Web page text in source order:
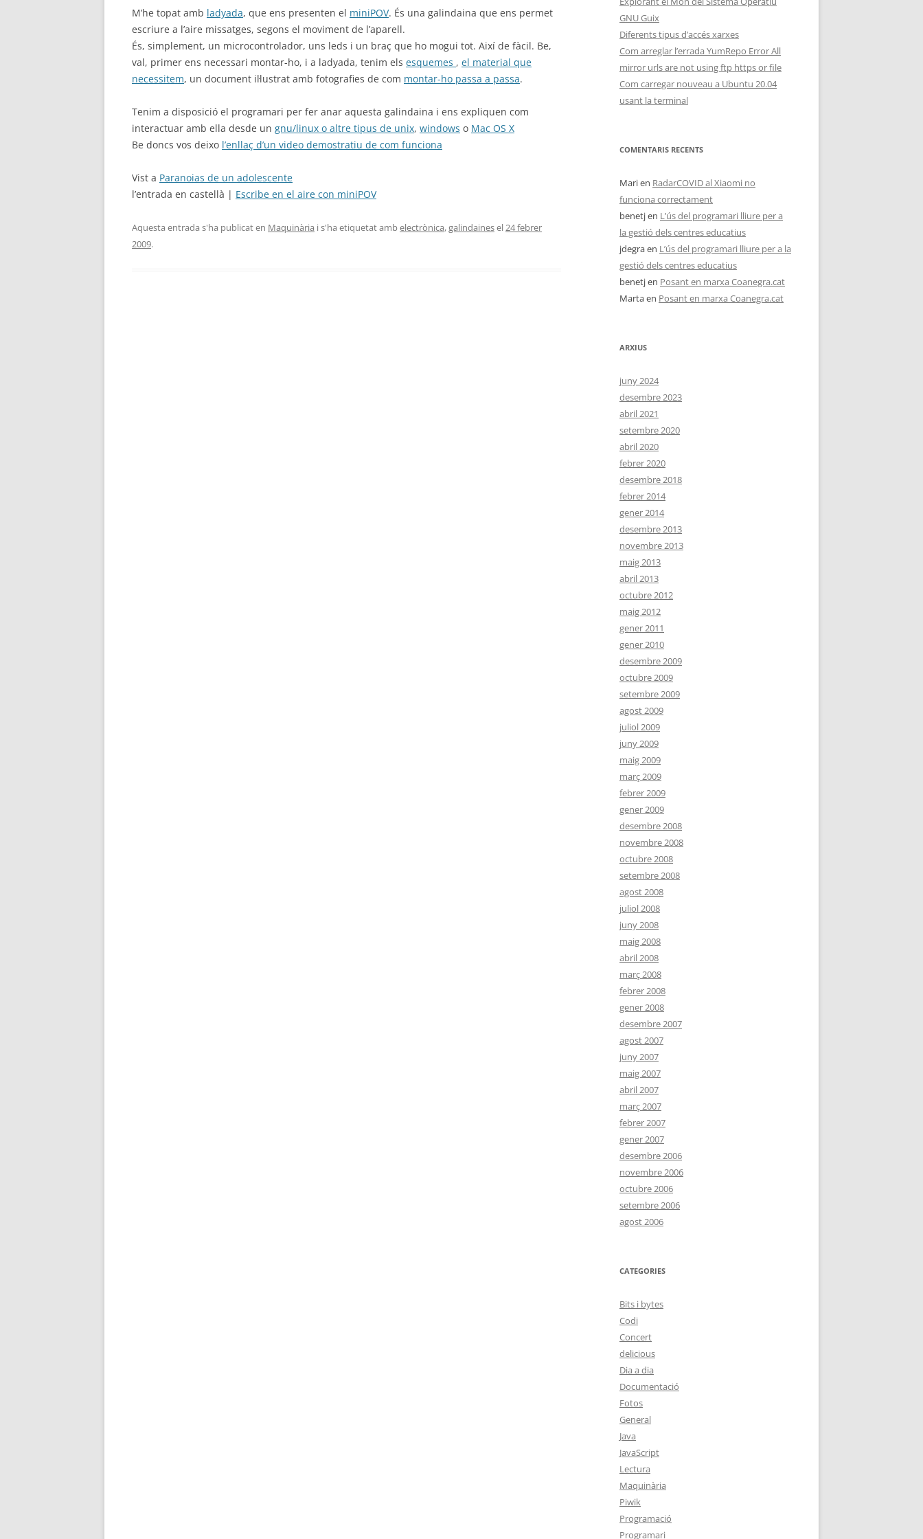
M’he topat amb ladyada, que ens presenten el miniPOV. És una galindaina que ens permet
escriure a l’aire missatges, segons el moviment de l’aparell.
És, simplement, un microcontrolador, uns leds i un braç que ho mogui tot. Així de fàcil. Be,
val, primer ens necessari montar-ho, i a ladyada, tenim els esquemes , el material que
necessitem, un document il·lustrat amb fotografies de com montar-ho passa a passa.
Tenim a disposició el programari per fer anar aquesta galindaina i ens expliquen com
interactuar amb ella desde un gnu/linux o altre tipus de unix, windows o Mac OS X
Be doncs vos deixo l’enllaç d’un video demostratiu de com funciona
Vist a Paranoias de un adolescente
l’entrada en castellà | Escribe en el aire con miniPOV
Aquesta entrada s'ha publicat en Maquinària i s'ha etiquetat ambelectrònica,galindainesel24 febrer
2009.
GNU Guix
Diferents tipus d’accés xarxes
Com arreglar l’errada YumRepo Error All
mirror urls are not using ftp https or file
Com carregar nouveau a Ubuntu 20.04
usant la terminal
COMENTARIS RECENTS
Marien RadarCOVID al Xiaomi no
funciona correctament
benetjen L’ús del programari lliure per a
la gestió dels centres educatius
jdegraen L’ús del programari lliure per a la
gestió dels centres educatius
benetjen Posant en marxa Coanegra.cat
Martaen Posant en marxa Coanegra.cat
ARXIUS
juny 2024
desembre 2023
abril 2021
setembre 2020
abril 2020
febrer 2020
desembre 2018
febrer 2014
gener 2014
desembre 2013
novembre 2013
maig 2013
abril 2013
octubre 2012
maig 2012
gener 2011
gener 2010
desembre 2009
octubre 2009
setembre 2009
agost 2009
juliol 2009
juny 2009
maig 2009
març 2009
febrer 2009
gener 2009
desembre 2008
novembre 2008
octubre 2008
setembre 2008
agost 2008
juliol 2008
juny 2008
maig 2008
abril 2008
març 2008
febrer 2008
gener 2008
desembre 2007
agost 2007
juny 2007
maig 2007
abril 2007
març 2007
febrer 2007
gener 2007
desembre 2006
novembre 2006
octubre 2006
setembre 2006
agost 2006
CATEGORIES
Bits i bytes
Codi
Concert
delicious
Dia a dia
Documentació
Fotos
General
Java
JavaScript
Lectura
Maquinària
Piwik
Programació
Programari